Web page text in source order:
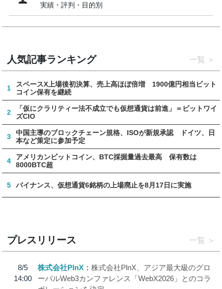
実績・評判・目的別
人気記事ランキング 一覧
1
スペースX上場後初決算、売上高ほぼ倍増 1900億円相当ビット
コイン保有を継続
2
「仮にクラリティー法不成立でも仮想通貨は前進」＝ビットワイ
ズCIO
3
中国主導のブロックチェーン規格、ISOが新規承認 ドイツ、日
本など策定に参加予定
4
アメリカンビットコイン、BTC採掘量過去最高 保有数は
8000BTC超
5 バイナンス、仮想通貨6銘柄の上場廃止を8月17日に実施
プレスリリース 一覧
8/5
14:00
株式会社PlnX
株式会社PlnX、アジア最大級のグロ
ーバルWeb3カンファレンス「WebX2026」とのコラ